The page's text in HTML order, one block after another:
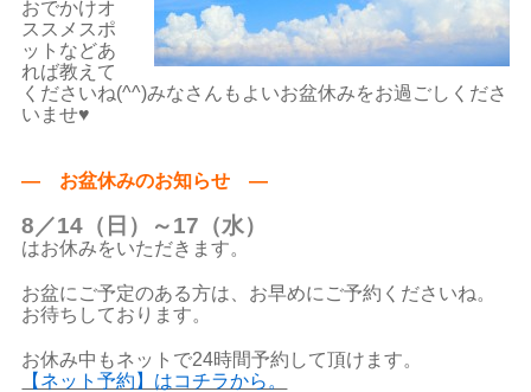
おでかけオ
ススメスポ
ットなどあ
れば教えて
くださいね(^^)みなさんもよいお盆休みをお過ごしくださ
いませ♥
— お盆休みのお知らせ —
8／14（日）～17（水）
はお休みをいただきます。
お盆にご予定のある方は、お早めにご予約くださいね。
お待ちしております。
お休み中もネットで24時間予約して頂けます。
【ネット予約】はコチラから。